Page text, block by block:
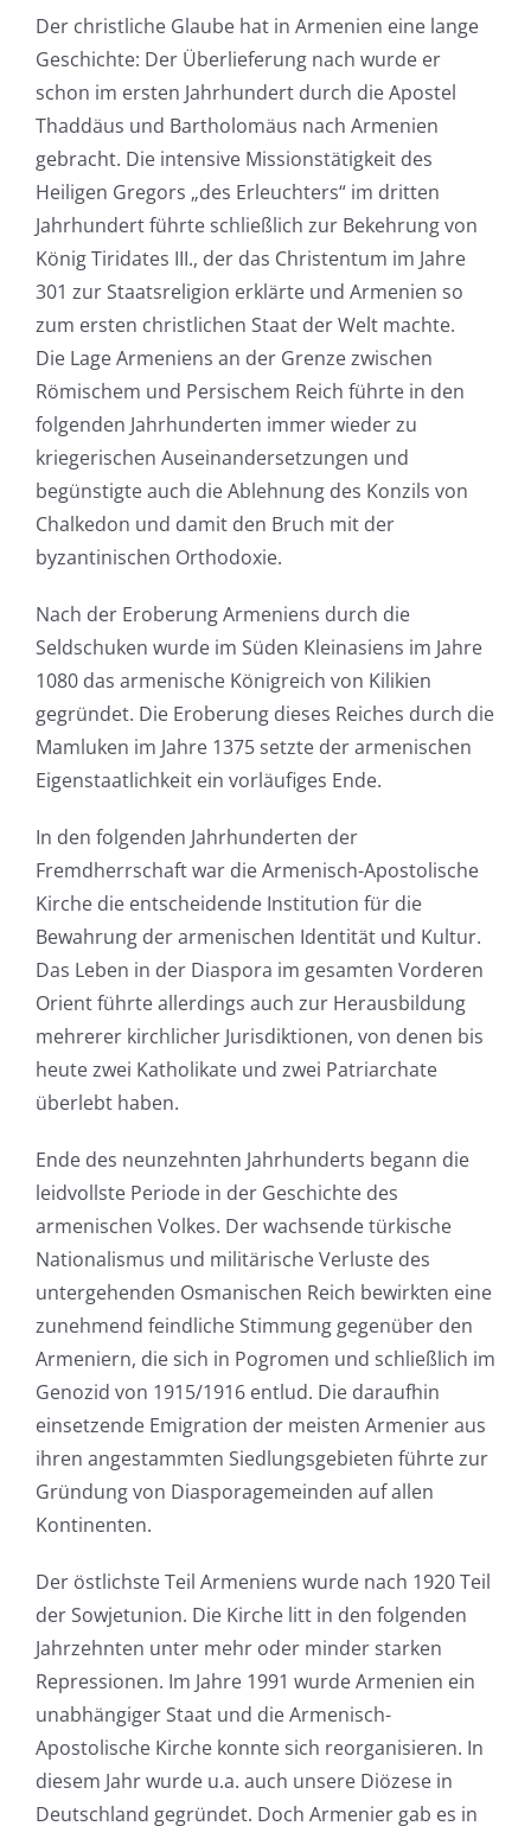
Der christliche Glaube hat in Armenien eine lange
Geschichte: Der Überlieferung nach wurde er
schon im ersten Jahrhundert durch die Apostel
Thaddäus und Bartholomäus nach Armenien
gebracht. Die intensive Missionstätigkeit des
Heiligen Gregors „des Erleuchters“ im dritten
Jahrhundert führte schließlich zur Bekehrung von
König Tiridates III., der das Christentum im Jahre
301 zur Staatsreligion erklärte und Armenien so
zum ersten christlichen Staat der Welt machte.
Die Lage Armeniens an der Grenze zwischen
Römischem und Persischem Reich führte in den
folgenden Jahrhunderten immer wieder zu
kriegerischen Auseinandersetzungen und
begünstigte auch die Ablehnung des Konzils von
Chalkedon und damit den Bruch mit der
byzantinischen Orthodoxie.
Nach der Eroberung Armeniens durch die
Seldschuken wurde im Süden Kleinasiens im Jahre
1080 das armenische Königreich von Kilikien
gegründet. Die Eroberung dieses Reiches durch die
Mamluken im Jahre 1375 setzte der armenischen
Eigenstaatlichkeit ein vorläufiges Ende.
In den folgenden Jahrhunderten der
Fremdherrschaft war die Armenisch-Apostolische
Kirche die entscheidende Institution für die
Bewahrung der armenischen Identität und Kultur.
Das Leben in der Diaspora im gesamten Vorderen
Orient führte allerdings auch zur Herausbildung
mehrerer kirchlicher Jurisdiktionen, von denen bis
heute zwei Katholikate und zwei Patriarchate
überlebt haben.
Ende des neunzehnten Jahrhunderts begann die
leidvollste Periode in der Geschichte des
armenischen Volkes. Der wachsende türkische
Nationalismus und militärische Verluste des
untergehenden Osmanischen Reich bewirkten eine
zunehmend feindliche Stimmung gegenüber den
Armeniern, die sich in Pogromen und schließlich im
Genozid von 1915/1916 entlud. Die daraufhin
einsetzende Emigration der meisten Armenier aus
ihren angestammten Siedlungsgebieten führte zur
Gründung von Diasporagemeinden auf allen
Kontinenten.
Der östlichste Teil Armeniens wurde nach 1920 Teil
der Sowjetunion. Die Kirche litt in den folgenden
Jahrzehnten unter mehr oder minder starken
Repressionen. Im Jahre 1991 wurde Armenien ein
unabhängiger Staat und die Armenisch-
Apostolische Kirche konnte sich reorganisieren. In
diesem Jahr wurde u.a. auch unsere Diözese in
Deutschland gegründet. Doch Armenier gab es in